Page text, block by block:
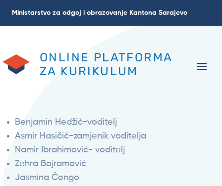
Ministarstvo za odgoj i obrazovanje Kantona Sarajevo
ONLINE PLATFORMA
ZA KURIKULUM
Benjamin Hedžić-voditelj
Asmir Hasičić-zamjenik voditelja
Namir Ibrahimović- voditelj
Zehra Bajramović
Jasmina Čongo